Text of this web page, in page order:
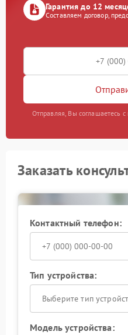
Гарантия до 12
Составляем договор,
Отправляя, Вы соглашаетесь
Заказать
Контактный телефон:
Тип устройства:
Выберите тип
Модель устройства: